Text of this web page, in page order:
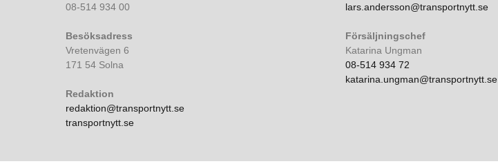
08-514 934 00
Besöksadress
Vretenvägen 6
171 54 Solna
Redaktion
redaktion@transportnytt.se
transportnytt.se
lars.andersson@transportnytt.se
Försäljningschef
Katarina Ungman
08-514 934 72
katarina.ungman@transportnytt.se